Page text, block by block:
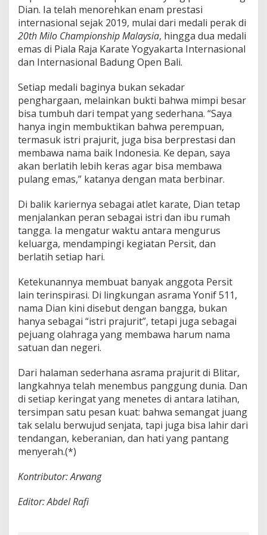
Dian. Ia telah menorehkan enam prestasi
internasional sejak 2019, mulai dari medali perak di
20th Milo Championship Malaysia, hingga dua medali
emas di Piala Raja Karate Yogyakarta Internasional
dan Internasional Badung Open Bali.
Setiap medali baginya bukan sekadar
penghargaan, melainkan bukti bahwa mimpi besar
bisa tumbuh dari tempat yang sederhana. “Saya
hanya ingin membuktikan bahwa perempuan,
termasuk istri prajurit, juga bisa berprestasi dan
membawa nama baik Indonesia. Ke depan, saya
akan berlatih lebih keras agar bisa membawa
pulang emas,” katanya dengan mata berbinar.
Di balik kariernya sebagai atlet karate, Dian tetap
menjalankan peran sebagai istri dan ibu rumah
tangga. Ia mengatur waktu antara mengurus
keluarga, mendampingi kegiatan Persit, dan
berlatih setiap hari.
Ketekunannya membuat banyak anggota Persit
lain terinspirasi. Di lingkungan asrama Yonif 511,
nama Dian kini disebut dengan bangga, bukan
hanya sebagai “istri prajurit”, tetapi juga sebagai
pejuang olahraga yang membawa harum nama
satuan dan negeri.
Dari halaman sederhana asrama prajurit di Blitar,
langkahnya telah menembus panggung dunia. Dan
di setiap keringat yang menetes di antara latihan,
tersimpan satu pesan kuat: bahwa semangat juang
tak selalu berwujud senjata, tapi juga bisa lahir dari
tendangan, keberanian, dan hati yang pantang
menyerah.(*)
Kontributor: Arwang
Editor: Abdel Rafi